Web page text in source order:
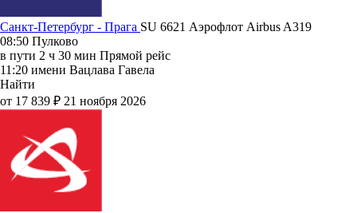
Санкт-Петербург - Прага SU 6621 Аэрофлот Airbus A319
08:50 Пулково
в пути 2 ч 30 мин Прямой рейс
11:20 имени Вацлава Гавела
Найти
от 17 839 ₽ 21 ноября 2026